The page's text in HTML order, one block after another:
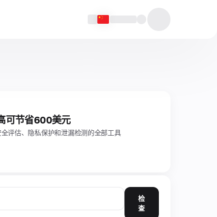
可节省600美元
评估、隐私保护和泄漏检测的全部工具
检
查